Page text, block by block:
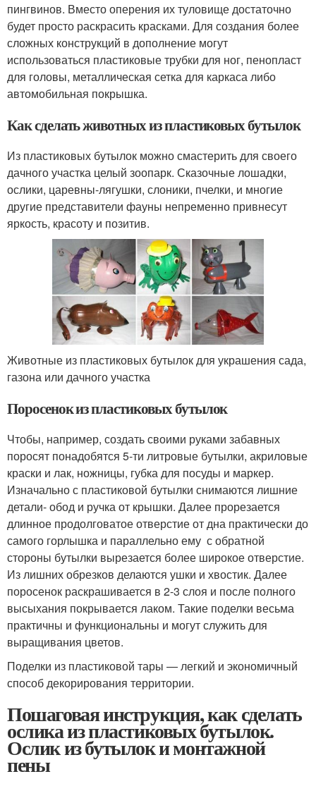
пингвинов. Вместо оперения их туловище достаточно
будет просто раскрасить красками. Для создания более
сложных конструкций в дополнение могут
использоваться пластиковые трубки для ног, пенопласт
для головы, металлическая сетка для каркаса либо
автомобильная покрышка.
Как сделать животных из пластиковых бутылок
Из пластиковых бутылок можно смастерить для своего
дачного участка целый зоопарк. Сказочные лошадки,
ослики, царевны-лягушки, слоники, пчелки, и многие
другие представители фауны непременно привнесут
яркость, красоту и позитив.
Животные из пластиковых бутылок для украшения сада,
газона или дачного участка
Поросенок из пластиковых бутылок
Чтобы, например, создать своими руками забавных
поросят понадобятся 5-ти литровые бутылки, акриловые
краски и лак, ножницы, губка для посуды и маркер.
Изначально с пластиковой бутылки снимаются лишние
детали- обод и ручка от крышки. Далее прорезается
длинное продолговатое отверстие от дна практически до
самого горлышка и параллельно ему с обратной
стороны бутылки вырезается более широкое отверстие.
Из лишних обрезков делаются ушки и хвостик. Далее
поросенок раскрашивается в 2-3 слоя и после полного
высыхания покрывается лаком. Такие поделки весьма
практичны и функциональны и могут служить для
выращивания цветов.
Поделки из пластиковой тары — легкий и экономичный
способ декорирования территории.
Пошаговая инструкция, как сделать
ослика из пластиковых бутылок.
Ослик из бутылок и монтажной
пены